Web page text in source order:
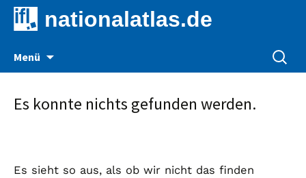
nationalatlas.de
Menü
Suche
nach:
Es konnte nichts gefunden werden.
Es sieht so aus, als ob wir nicht das finden